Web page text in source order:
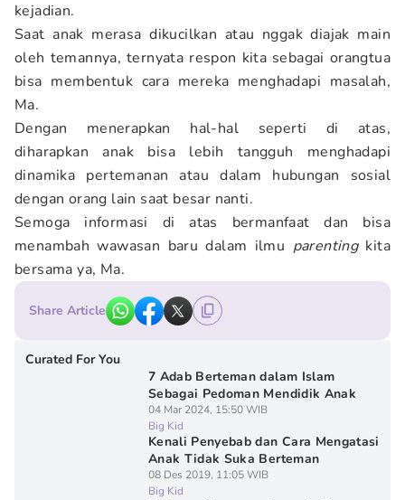
kejadian.
Saat anak merasa dikucilkan atau nggak diajak main
oleh temannya, ternyata respon kita sebagai orangtua
bisa membentuk cara mereka menghadapi masalah,
Ma.
Dengan menerapkan hal-hal seperti di atas,
diharapkan anak bisa lebih tangguh menghadapi
dinamika pertemanan atau dalam hubungan sosial
dengan orang lain saat besar nanti.
Semoga informasi di atas bermanfaat dan bisa
menambah wawasan baru dalam ilmu parenting kita
bersama ya, Ma.
Share Article
Curated For You
7 Adab Berteman dalam Islam
Sebagai Pedoman Mendidik Anak
04 Mar 2024, 15:50 WIB
Big Kid
Kenali Penyebab dan Cara Mengatasi
Anak Tidak Suka Berteman
08 Des 2019, 11:05 WIB
Big Kid